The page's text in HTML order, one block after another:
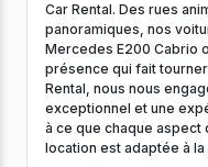
Car Rental. Des rues
panoramiques, nos
Mercedes E200 Cabrio
présence qui fait
Rental, nous nous
exceptionnel et une
à ce que chaque
location est adaptée à